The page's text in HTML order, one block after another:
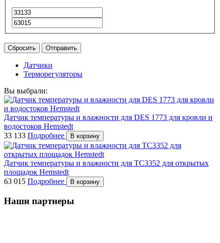
Сбросить Отправить
Датчики
Терморегуляторы
Вы выбрали:
Датчик температуры и влажности для DES 1773 для кровли и
водостоков Hemstedt
33 133 Подробнее В корзину
Датчик температуры и влажности для ТC3352 для открытых
площадок Hemstedt
63 015 Подробнее В корзину
Наши партнеры